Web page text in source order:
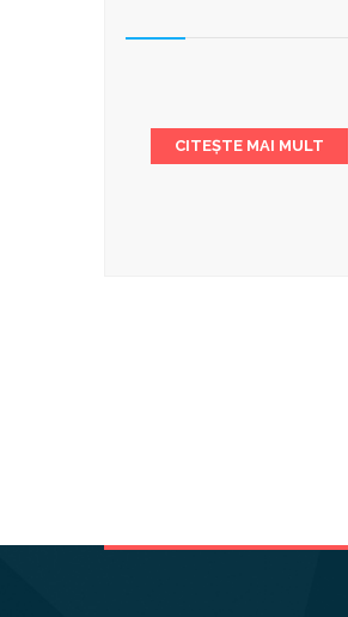
CITEȘTE MAI MULT